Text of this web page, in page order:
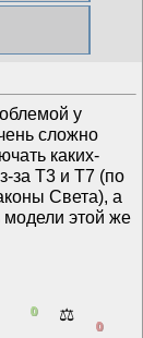
у
сложно
каких-
за Т3 и Т7 (по
Света), а
модели этой же
0 ⚖️
0